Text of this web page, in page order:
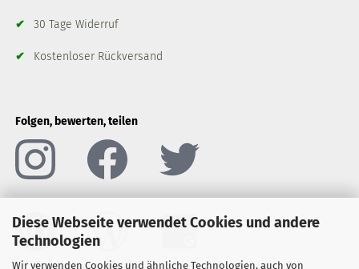
Diese Webseite verwendet Cookies und andere
Technologien
Wir verwenden Cookies und ähnliche Technologien, auch von
✔ 30 Tage Widerruf
✔ Kostenloser Rückversand
Folgen, bewerten, teilen